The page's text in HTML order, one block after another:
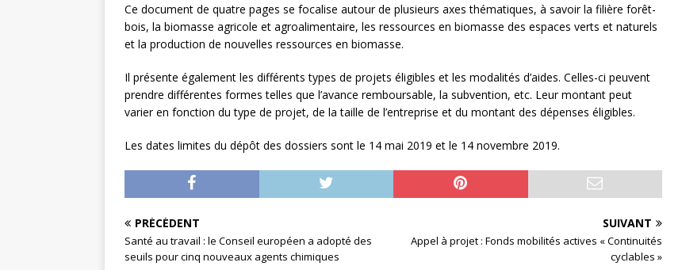
Ce document de quatre pages se focalise autour de plusieurs axes thématiques, à savoir la filière forêt-
bois, la biomasse agricole et agroalimentaire, les ressources en biomasse des espaces verts et naturels
et la production de nouvelles ressources en biomasse.
Il présente également les différents types de projets éligibles et les modalités d’aides. Celles-ci peuvent
prendre différentes formes telles que l’avance remboursable, la subvention, etc. Leur montant peut
varier en fonction du type de projet, de la taille de l’entreprise et du montant des dépenses éligibles.
Les dates limites du dépôt des dossiers sont le 14 mai 2019 et le 14 novembre 2019.
PRÉCÉDENT
Santé au travail : le Conseil européen a adopté des
seuils pour cinq nouveaux agents chimiques
SUIVANT
Appel à projet : Fonds mobilités actives « Continuités
cyclables »